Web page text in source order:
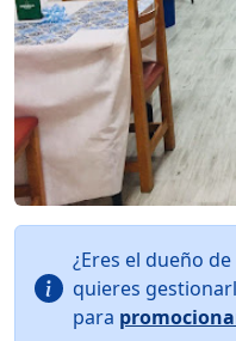
¿Eres el dueño
quieres
para